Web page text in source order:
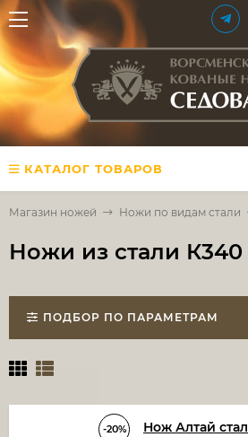
КАТАЛОГ ТОВАРОВ
Магазин ножей Ножи по видам стали
Ножи из стали К340
ПОДБОР ПО ПАРАМЕТРАМ
-20%
Нож Алтай